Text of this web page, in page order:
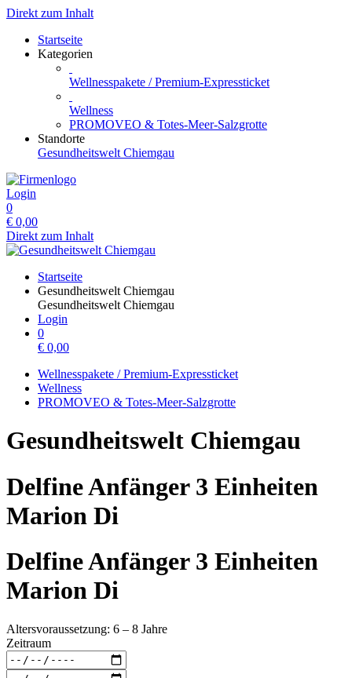
Direkt zum Inhalt
Startseite
Kategorien
Wellnesspakete / Premium-Expressticket
Wellness
PROMOVEO & Totes-Meer-Salzgrotte
Standorte
Gesundheitswelt Chiemgau
Login
0
€ 0,00
Direkt zum Inhalt
Startseite
Gesundheitswelt Chiemgau
Gesundheitswelt Chiemgau
Login
0
€ 0,00
Wellnesspakete / Premium-Expressticket
Wellness
PROMOVEO & Totes-Meer-Salzgrotte
Gesundheitswelt Chiemgau
Delfine Anfänger 3 Einheiten
Marion Di
Delfine Anfänger 3 Einheiten
Marion Di
Altersvoraussetzung: 6 – 8 Jahre
Zeitraum